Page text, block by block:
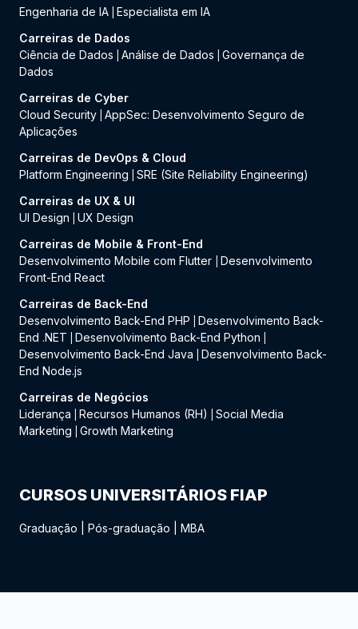
Engenharia de IA Especialista em IA
Carreiras de Dados
Ciência de Dados
Análise de Dados
Governança de
Dados
Carreiras de Cyber
Cloud Security AppSec: Desenvolvimento Seguro de
Aplicações
Carreiras de DevOps & Cloud
Platform Engineering
SRE (Site Reliability Engineering)
Carreiras de UX & UI
UI Design
UX Design
Carreiras de Mobile & Front-End
Desenvolvimento Mobile com Flutter
Desenvolvimento
Front-End React
Carreiras de Back-End
Desenvolvimento Back-End PHP
Desenvolvimento Back-
End .NET
Desenvolvimento Back-End Python
Desenvolvimento Back-End Java
Desenvolvimento Back-
End Node.js
Carreiras de Negócios
Liderança
Recursos Humanos (RH)
Social Media
Marketing
Growth Marketing
CURSOS UNIVERSITÁRIOS FIAP
Graduação Pós-graduação MBA